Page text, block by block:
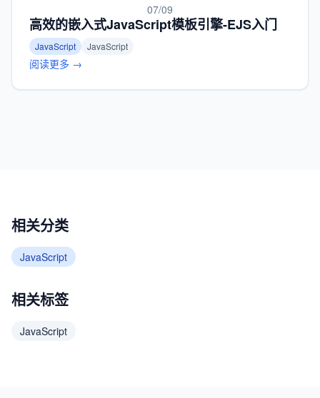
07/09
高效的嵌入式JavaScript模板引擎-EJS入门
JavaScript JavaScript
阅读更多 →
相关分类
JavaScript
相关标签
JavaScript